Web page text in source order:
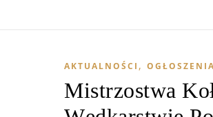
AKTUALNOŚCI , OGŁOSZENIA
Mistrzostwa